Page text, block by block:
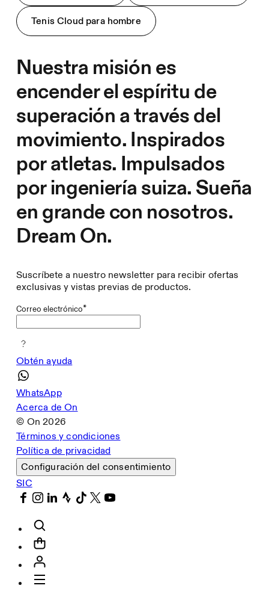
Tenis Cloud para hombre
Nuestra misión es
encender el espíritu de
superación a través del
movimiento. Inspirados
por atletas. Impulsados
por ingeniería suiza. Sueña
en grande con nosotros.
Dream On.
Suscríbete a nuestro newsletter para recibir ofertas
exclusivas y vistas previas de productos.
Correo electrónico*
Obtén ayuda
WhatsApp
Acerca de On
© On2026
Términos y condiciones
Política de privacidad
Configuración del consentimiento
SIC